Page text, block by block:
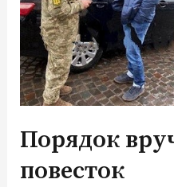
Порядок
повесток